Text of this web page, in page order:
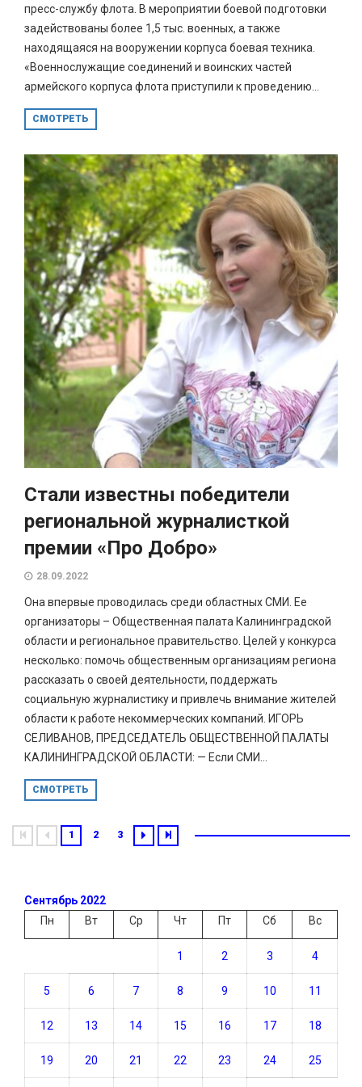
пресс-службу флота. В мероприятии боевой подготовки
задействованы более 1,5 тыс. военных, а также
находящаяся на вооружении корпуса боевая техника.
«Военнослужащие соединений и воинских частей
армейского корпуса флота приступили к проведению...
СМОТРЕТЬ
Стали известны победители
региональной журналисткой
премии «Про Добро»
28.09.2022
Она впервые проводилась среди областных СМИ. Ее
организаторы – Общественная палата Калининградской
области и региональное правительство. Целей у конкурса
несколько: помочь общественным организациям региона
рассказать о своей деятельности, поддержать
социальную журналистику и привлечь внимание жителей
области к работе некоммерческих компаний. ИГОРЬ
СЕЛИВАНОВ, ПРЕДСЕДАТЕЛЬ ОБЩЕСТВЕННОЙ ПАЛАТЫ
КАЛИНИНГРАДСКОЙ ОБЛАСТИ: — Если СМИ...
СМОТРЕТЬ
1 2 3
Сентябрь 2022
Пн
Вт Ср Чт Пт Сб Вс
1 2 3 4
5 6 7 8 9 10 11
12 13 14 15 16 17 18
19 20 21 22 23 24 25